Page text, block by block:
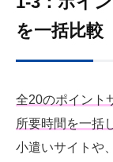
を一括比較
全20のポイント
所要時間を一括
小遣いサイトや